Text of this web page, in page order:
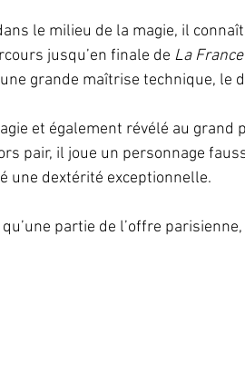
le milieu de la magie, il
jusqu’en finale de La
grande maîtrise technique, le
et également révélé au grand
pair, il joue un personnage
une dextérité exceptionnelle.
partie de l’offre